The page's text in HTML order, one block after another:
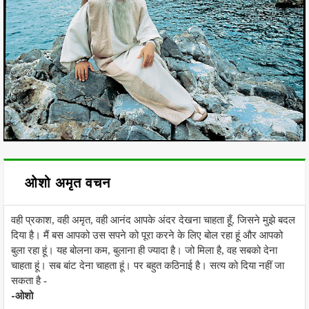
ओशो अमृत वचन
वही प्रकाश, वही अमृत, वही आनंद आपके अंदर देखना चाहता हूँ, जिसने मुझे बदल
दिया है। मैं बस आपको उस सपने को पूरा करने के लिए बोल रहा हूं और आपको
बुला रहा हूं। यह बोलना कम, बुलाना ही ज्यादा है। जो मिला है, वह सबको देना
चाहता हूं। सब बांट देना चाहता हूं। पर बहुत कठिनाई है। सत्य को दिया नहीं जा
सकता है -
-ओशो